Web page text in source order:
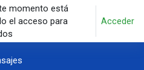
entrada
momento está
el acceso para
Acceder